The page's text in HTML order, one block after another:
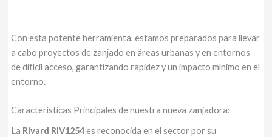
Con esta potente herramienta, estamos preparados para llevar
a cabo proyectos de zanjado en áreas urbanas y en entornos
de difícil acceso, garantizando rapidez y un impacto mínimo en el
entorno.
Características Principales de nuestra nueva zanjadora:
La Rivard RIV1254es reconocida en el sector por su